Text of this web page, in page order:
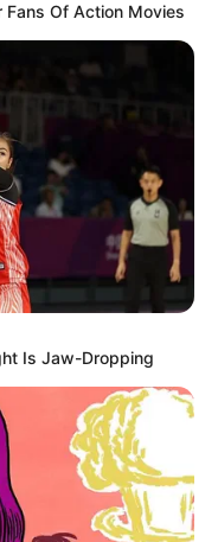
Fans Of Action Movies
Is Jaw-Dropping